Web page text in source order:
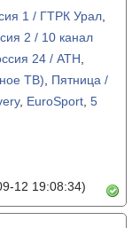
1 / ГТРК Урал
2 / 10 канал
24 / АТН
ТВ)
Пятница /
, EuroSport 5
12 19:08:34)